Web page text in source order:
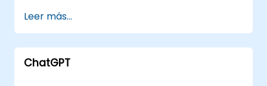
Leer más...
ChatGPT